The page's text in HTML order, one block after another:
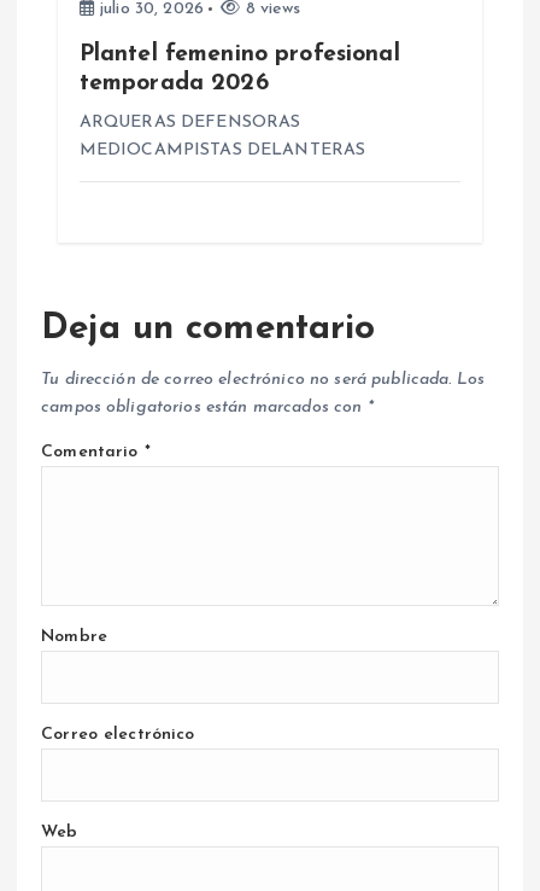
julio 30, 2026 8 views
Plantel femenino profesional
temporada 2026
ARQUERAS DEFENSORAS
MEDIOCAMPISTAS DELANTERAS
Deja un comentario
Tu dirección de correo electrónico no será publicada. Los
campos obligatorios están marcados con *
Comentario *
Nombre
Correo electrónico
Web